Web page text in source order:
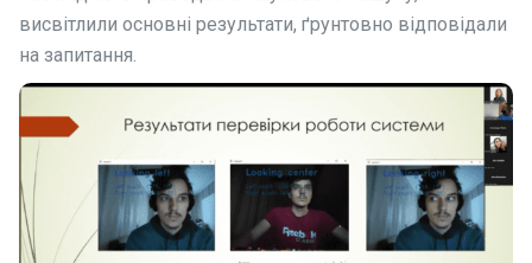
висвітлили основні результати, ґрунтовно відповідали
на запитання.